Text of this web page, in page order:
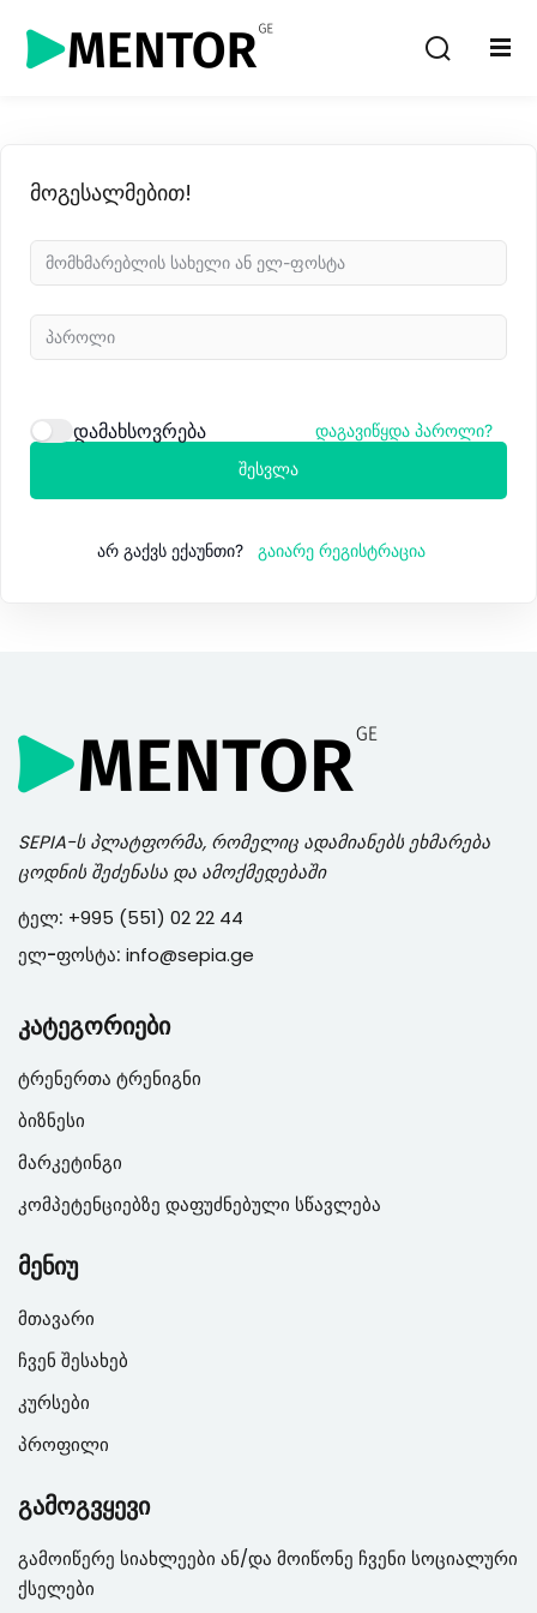
მოგესალმებით!
დამახსოვრება დაგავიწყდა პაროლი?
შესვლა
არ გაქვს ექაუნთი? გაიარე რეგისტრაცია
SEPIA-ს პლატფორმა, რომელიც ადამიანებს ეხმარება
ცოდნის შეძენასა და ამოქმედებაში
ტელ: +995 (551) 02 22 44
ელ-ფოსტა: info@sepia.ge
კატეგორიები
ტრენერთა ტრენიგნი
ბიზნესი
მარკეტინგი
კომპეტენციებზე დაფუძნებული სწავლება
მენიუ
მთავარი
ჩვენ შესახებ
კურსები
პროფილი
გამოგვყევი
გამოიწერე სიახლეები ან/და მოიწონე ჩვენი სოციალური
ქსელები
Sign in
Remember me